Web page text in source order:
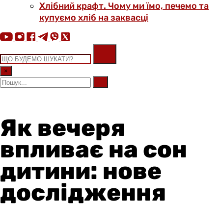
Хлібний крафт. Чому ми їмо, печемо та
купуємо хліб на заквасці
×
Як вечеря
впливає на сон
дитини: нове
дослідження